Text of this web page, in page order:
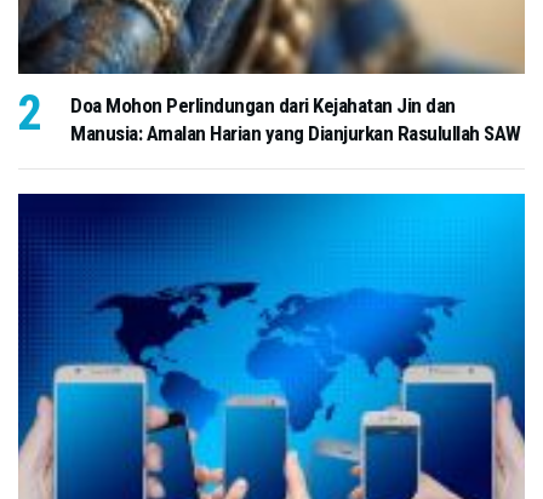
Doa Mohon Perlindungan dari Kejahatan Jin dan
Manusia: Amalan Harian yang Dianjurkan Rasulullah SAW